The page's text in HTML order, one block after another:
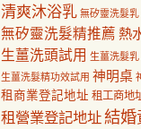
清爽沐浴乳 無矽靈洗髮乳
無矽靈洗髮精推薦 熱
生薑洗頭試用 生薑洗髮乳
生薑洗髮精功效試用 神明桌
租商業登記地址 租工商地
租營業登記地址結婚